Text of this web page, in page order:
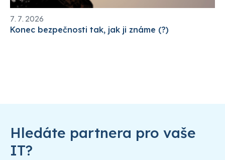
7. 7. 2026
Konec bezpečnosti tak, jak ji známe (?)
Hledáte partnera pro vaše
IT?